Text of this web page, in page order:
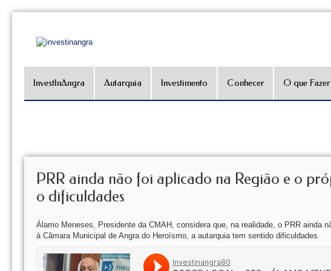
InvestInAngra Autarquia Investimento Conhecer O que Fazer
PRR ainda não foi aplicado na Região e o
o dificuldades
Álamo Meneses, Presidente da CMAH, considera que, na realidade, o PRR ainda
à Câmara Municipal de Angra do Heroísmo, a autarquia tem sentido dificuldades